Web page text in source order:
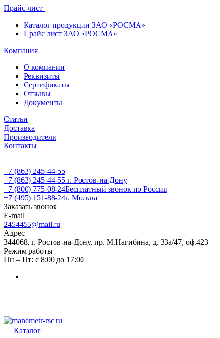
Прайс-лист
Каталог продукции ЗАО «РОСМА»
Прайс лист ЗАО «РОСМА»
Компания
О компании
Реквизиты
Сертификаты
Отзывы
Документы
Статьи
Доставка
Производители
Контакты
+7 (863) 245-44-55
+7 (863) 245-44-55 г. Ростов-на-Дону
+7 (800) 775-08-24Бесплатный звонок по России
+7 (495) 151-88-24г. Москва
Заказать звонок
E-mail
2454455@mail.ru
Адрес
344068, г. Ростов-на-Дону, пр. М.Нагибина, д. 33а/47, оф.423
Режим работы
Пн – Пт: с 8:00 до 17:00
Каталог